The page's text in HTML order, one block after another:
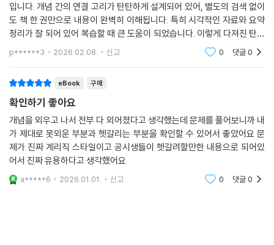
입니다. 개념 간의 연결 고리가 탄탄하게 설계되어 있어, 별도의 검색 없이
도 책 한 권만으로 내용이 완벽히 이해됩니다. 특히 시각적인 자료와 요약
정리가 잘 되어 있어 복습할 때 큰 도움이 되었습니다. 이렇게 다져진 탄탄
한 이해도는 자연스럽게 문제 풀이 자신감으로 이어졌습니다. 복잡한 이론
을 명쾌하게
p******3 2026.02.08. 신고 0 댓글0
eBook 구매
확인하기 좋아요
개념을 외우고 나서 전부 다 외어졌다고 생각했는데 문제를 풀어보니까 내
가 제대로 못외운 부분과 헷갈리는 부분을 확인할 수 있어서 좋았어요 문
제가 진짜 계리직 스타일이고 공시생들이 헷갈려할만한 내용으로 되어있
어서 진짜 유용하다고 생각했어요
a*****6 2026.01.01. 신고 0 댓글0